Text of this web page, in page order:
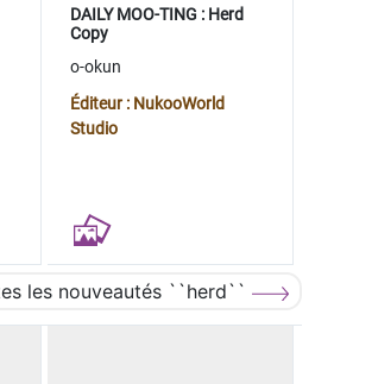
DAILY MOO-TING : Herd
Copy
o-okun
Éditeur : NukooWorld
Studio
les nouveautés ``herd``